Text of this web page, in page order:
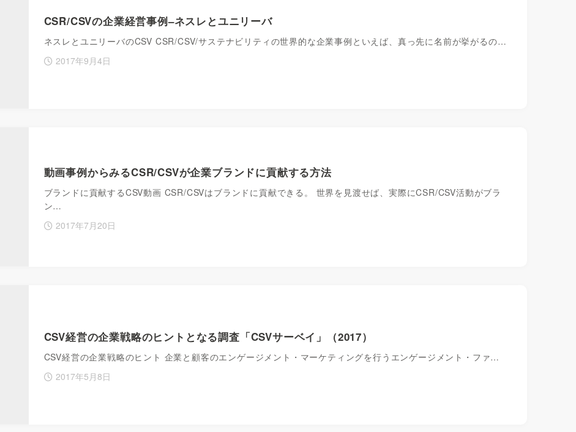
CSR/CSVの企業経営事例–ネスレとユニリーバ
ネスレとユニリーバのCSV CSR/CSV/サステナビリティの世界的な企業事例といえば、真っ先に名前が挙がるの…
2017年9月4日
動画事例からみるCSR/CSVが企業ブランドに貢献する方法
ブランドに貢献するCSV動画 CSR/CSVはブランドに貢献できる。 世界を見渡せば、実際にCSR/CSV活動がブラ
ン…
2017年7月20日
CSV経営の企業戦略のヒントとなる調査「CSVサーベイ」（2017）
CSV経営の企業戦略のヒント 企業と顧客のエンゲージメント・マーケティングを行うエンゲージメント・ファ…
2017年5月8日